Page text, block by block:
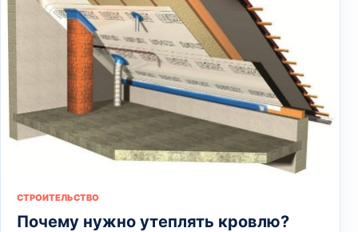
СТРОИТЕЛЬСТВО
Почему нужно утеплять кровлю?